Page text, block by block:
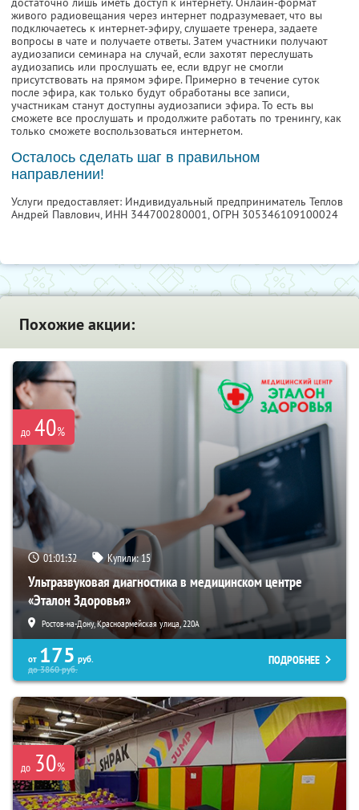
живого радиовещания через интернет подразумевает, что вы
подключаетесь к интернет-эфиру, слушаете тренера, задаете
вопросы в чате и получаете ответы. Затем участники получают
аудиозаписи семинара на случай, если захотят переслушать
аудиозапись или прослушать ее, если вдруг не смогли
присутствовать на прямом эфире. Примерно в течение суток
после эфира, как только будут обработаны все записи,
участникам станут доступны аудиозаписи эфира. То есть вы
сможете все прослушать и продолжите работать по тренингу, как
только сможете воспользоваться интернетом.
Осталось сделать шаг в правильном
направлении!
Услуги предоставляет: Индивидуальный предприниматель Теплов
Андрей Павлович, ИНН 344700280001, ОГРН 305346109100024
Похожие акции:
до 40%
01:01:31 Купили:15
Ультразвуковая диагностика в медицинском центре
«Эталон Здоровья»
Ростов-на-Дону, Красноармейская улица, 220А
от 175 руб.
до3860руб.
ПОДРОБНЕЕ
до 30%